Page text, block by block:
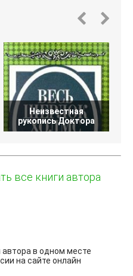
Неизвестная
рукопись Доктора
все книги автора
автора в одном месте
на сайте онлайн